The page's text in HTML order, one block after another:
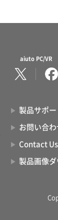
aiuto PC/VR
製品サポー
お問い合わ
Contact
製品画像ダ